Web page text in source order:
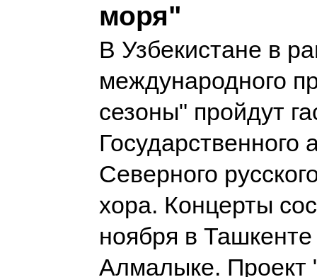
моря"
В Узбекистане в
международного
сезоны" пройдут
Государственного
Северного
хора. Концерты
ноября в
Алмалыке. Проект